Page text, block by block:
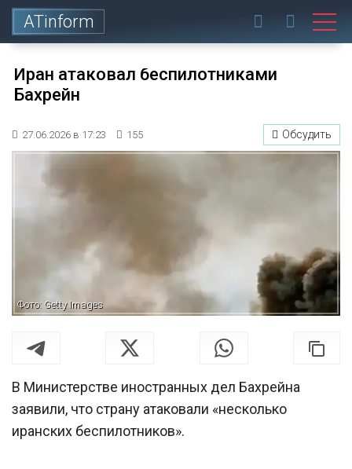
ATinform
Иран атаковал беспилотниками
Бахрейн
27.06.2026 в 17:23 155 Обсудить
Фото: Getty Images
В Министерстве иностранных дел Бахрейна
заявили, что страну атаковали «несколько
иранских беспилотников».